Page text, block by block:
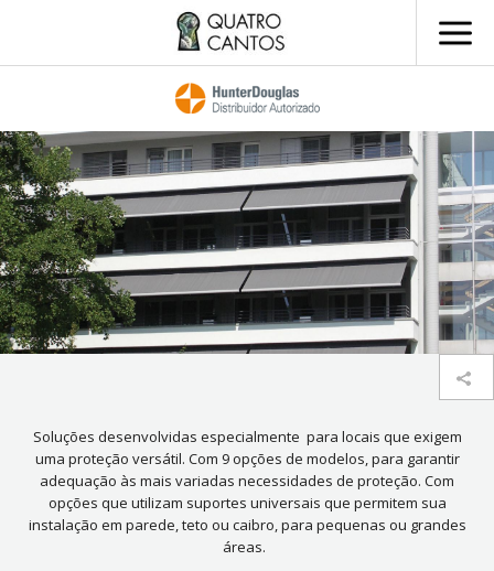
Soluções desenvolvidas especialmente para locais que exigem
uma proteção versátil. Com 9 opções de modelos, para garantir
adequação às mais variadas necessidades de proteção. Com
opções que utilizam suportes universais que permitem sua
instalação em parede, teto ou caibro, para pequenas ou grandes
áreas.